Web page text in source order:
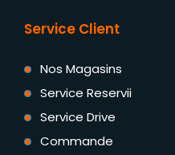
Service Client
Nos Magasins
Service Reservii
Service Drive
Commande